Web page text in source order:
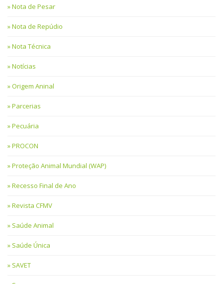
Nota de Pesar
Nota de Repúdio
Nota Técnica
Notícias
Origem Aninal
Parcerias
Pecuária
PROCON
Proteção Animal Mundial (WAP)
Recesso Final de Ano
Revista CFMV
Saúde Animal
Saúde Única
SAVET